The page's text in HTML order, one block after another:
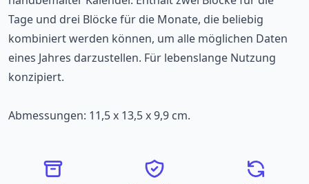
Tage und drei Blöcke für die Monate, die beliebig
kombiniert werden können, um alle möglichen Daten
eines Jahres darzustellen. Für lebenslange Nutzung
konzipiert.
Abmessungen: 11,5 x 13,5 x 9,9 cm.